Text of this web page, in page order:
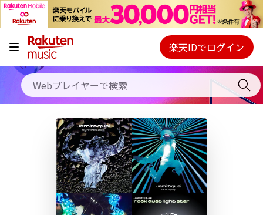
キャンペーン
料金プラン
使い方
初回30日間無料お試し
Webプレイヤー
ご契約内容の確認・変更
楽天IDでログイン